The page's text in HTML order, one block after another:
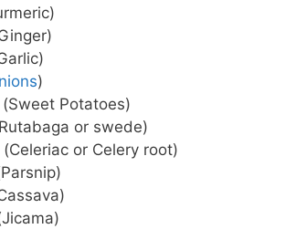
)
Potatoes)
or swede)
(Celeriac or Celery root)
(Parsnip)